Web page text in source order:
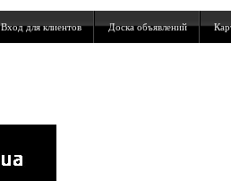
Вход для клиентов Доска объявлений